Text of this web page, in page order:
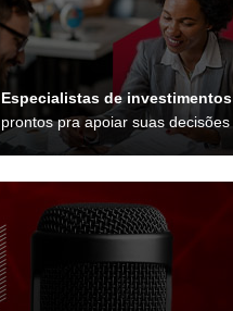
Especialistas de investimentos
prontos pra apoiar suas decisões